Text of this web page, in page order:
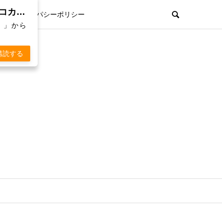
プライパシーポリシー
親孝行欲を刺激するWebマガジン「 KOKARA（コカラ）」から通知を受け取る
」から
読する